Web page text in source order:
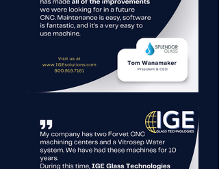
Service und langfristiger
Unterstützung in ganz
Unser Mehrwert für
ebenso klar: Zugang zu bewährten
globalen Technologien – lokal
unterstützt – mit der Gewissheit,